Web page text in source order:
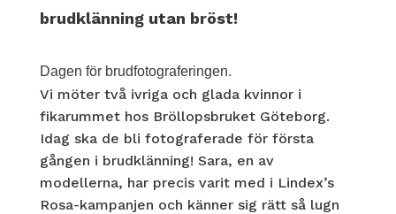
brudklänning utan bröst!
Dagen för brudfotograferingen.
Vi möter två ivriga och glada kvinnor i
fikarummet hos Bröllopsbruket Göteborg.
Idag ska de bli fotograferade för första
gången i brudklänning! Sara, en av
modellerna, har precis varit med i Lindex’s
Rosa-kampanjen och känner sig rätt så lugn